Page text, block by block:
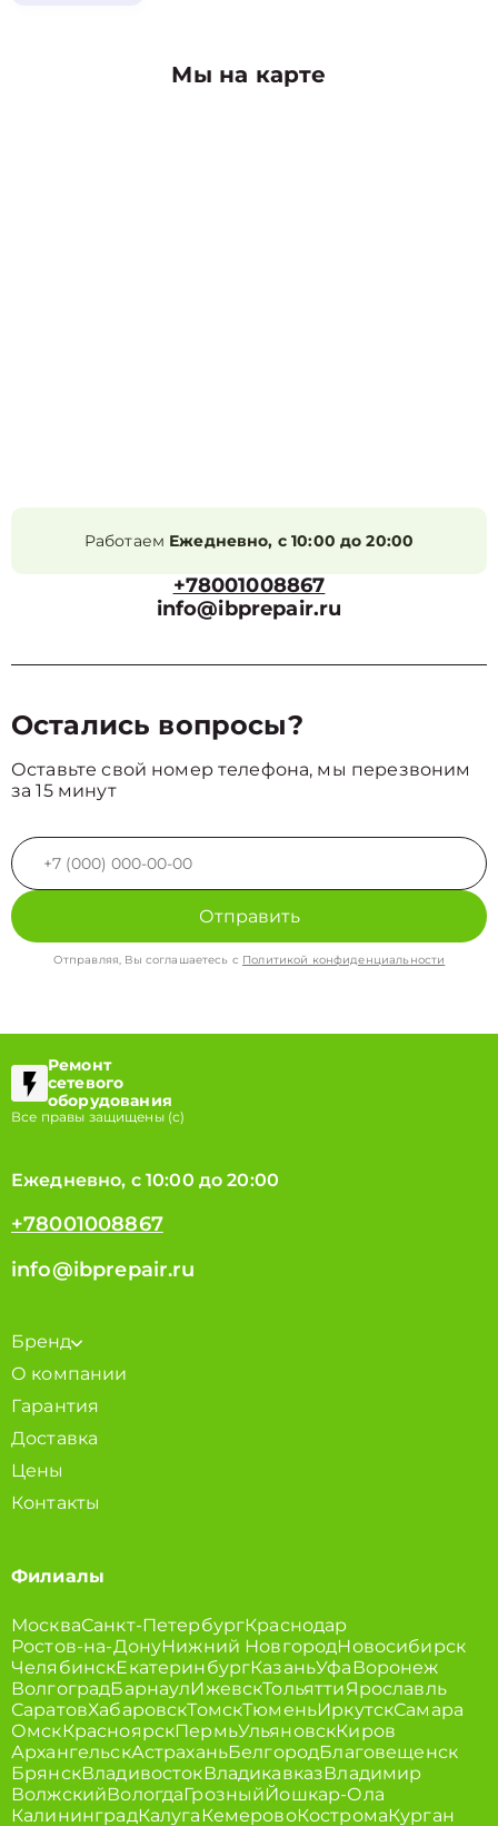
Мы на карте
Работаем Ежедневно, с 10:00 до 20:00
+78001008867
info@ibprepair.ru
Остались вопросы?
Оставьте свой номер телефона, мы перезвоним
за 15 минут
Отправить
Отправляя, Вы соглашаетесь с Политикой конфиденциальности
Ремонт
сетевого
оборудования
Все правы защищены (с)
Ежедневно, с 10:00 до 20:00
+78001008867
info@ibprepair.ru
Бренд
О компании
Гарантия
Доставка
Цены
Контакты
Филиалы
МоскваСанкт-ПетербургКраснодар
Ростов-на-ДонуНижний НовгородНовосибирск
ЧелябинскЕкатеринбургКазаньУфаВоронеж
ВолгоградБарнаулИжевскТольяттиЯрославль
СаратовХабаровскТомскТюменьИркутскСамара
ОмскКрасноярскПермьУльяновскКиров
АрхангельскАстраханьБелгородБлаговещенск
БрянскВладивостокВладикавказВладимир
ВолжскийВологдаГрозныйЙошкар-Ола
КалининградКалугаКемеровоКостромаКурган